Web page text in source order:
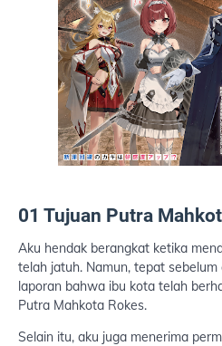
01 Tujuan Putra
Aku hendak berangkat ketika
telah jatuh. Namun, tepat
laporan bahwa ibu kota telah
Putra Mahkota Rokes.
Selain itu, aku juga menerima